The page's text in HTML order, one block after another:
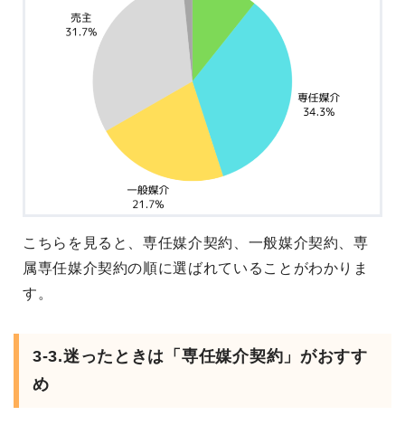
こちらを見ると、専任媒介契約、一般媒介契約、専
属専任媒介契約の順に選ばれていることがわかりま
す。
3-3.迷ったときは「専任媒介契約」がおすす
め